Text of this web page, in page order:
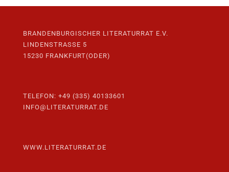
BRANDENBURGISCHER LITERATURRAT E.V.
LINDENSTRASSE 5
15230 FRANKFURT(ODER)
TELEFON: +49 (335) 40133601
INFO@LITERATURRAT.DE
WWW.LITERATURRAT.DE